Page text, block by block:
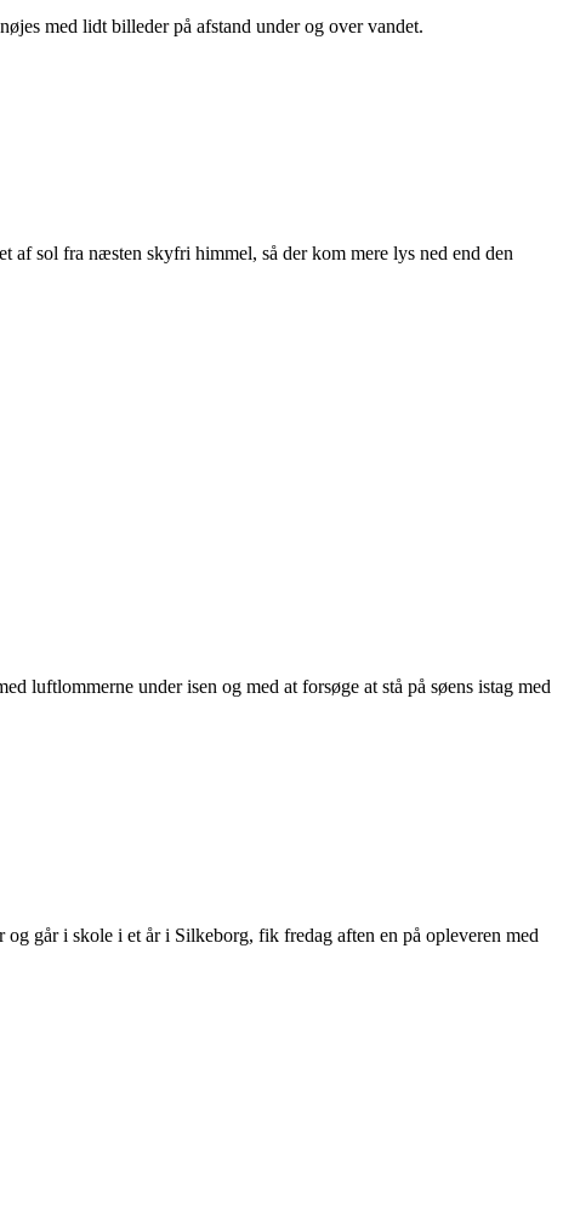
med lidt billeder på afstand under og over vandet.
sol fra næsten skyfri himmel, så der kom mere lys ned end den
under isen og med at forsøge at stå på søens istag med
går i skole i et år i Silkeborg, fik fredag aften en på opleveren med